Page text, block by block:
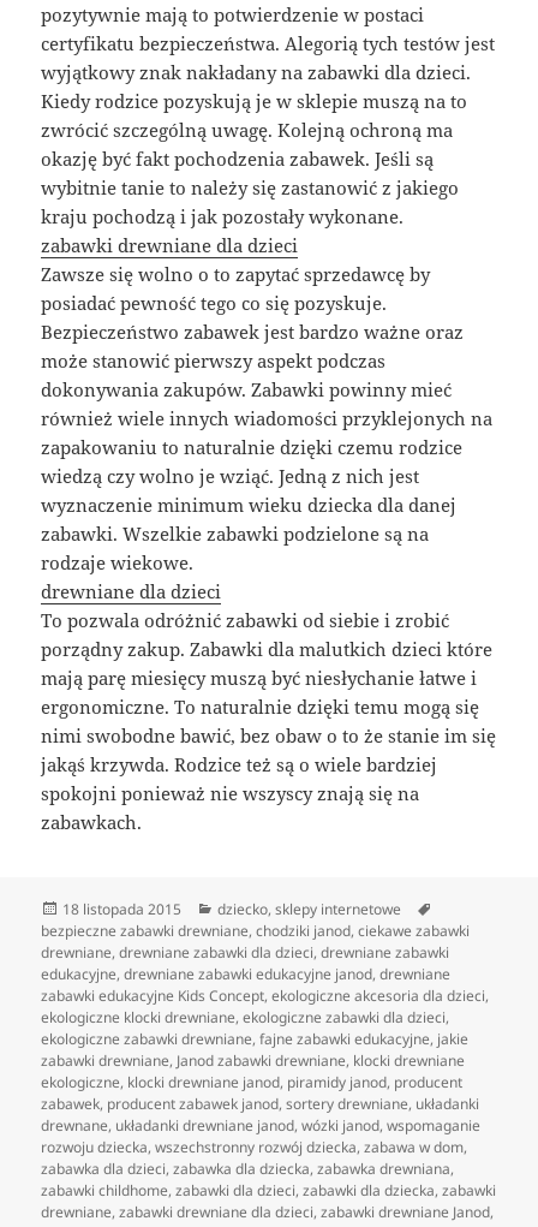
pozytywnie mają to potwierdzenie w postaci
certyfikatu bezpieczeństwa. Alegorią tych testów jest
wyjątkowy znak nakładany na zabawki dla dzieci.
Kiedy rodzice pozyskują je w sklepie muszą na to
zwrócić szczególną uwagę. Kolejną ochroną ma
okazję być fakt pochodzenia zabawek. Jeśli są
wybitnie tanie to należy się zastanowić z jakiego
kraju pochodzą i jak pozostały wykonane.
zabawki drewniane dla dzieci
Zawsze się wolno o to zapytać sprzedawcę by
posiadać pewność tego co się pozyskuje.
Bezpieczeństwo zabawek jest bardzo ważne oraz
może stanowić pierwszy aspekt podczas
dokonywania zakupów. Zabawki powinny mieć
również wiele innych wiadomości przyklejonych na
zapakowaniu to naturalnie dzięki czemu rodzice
wiedzą czy wolno je wziąć. Jedną z nich jest
wyznaczenie minimum wieku dziecka dla danej
zabawki. Wszelkie zabawki podzielone są na
rodzaje wiekowe.
drewniane dla dzieci
To pozwala odróżnić zabawki od siebie i zrobić
porządny zakup. Zabawki dla malutkich dzieci które
mają parę miesięcy muszą być niesłychanie łatwe i
ergonomiczne. To naturalnie dzięki temu mogą się
nimi swobodne bawić, bez obaw o to że stanie im się
jakąś krzywda. Rodzice też są o wiele bardziej
spokojni ponieważ nie wszyscy znają się na
zabawkach.
Data
publikacji
18 listopada 2015 Kategorie
dziecko,sklepy internetowe
bezpieczne zabawki drewniane,chodziki janod,ciekawe zabawki
drewniane,drewniane zabawki dla dzieci,drewniane zabawki
edukacyjne,drewniane zabawki edukacyjne janod,drewniane
zabawki edukacyjne Kids Concept,ekologiczne akcesoria dla dzieci,
ekologiczne klocki drewniane,ekologiczne zabawki dla dzieci,
ekologiczne zabawki drewniane,fajne zabawki edukacyjne, jakie
zabawki drewniane, Janod zabawki drewniane, klocki drewniane
ekologiczne, klocki drewniane janod, piramidy janod, producent
zabawek, producent zabawek janod,sortery drewniane, układanki
drewnane, układanki drewniane janod,wózki janod,wspomaganie
rozwoju dziecka,wszechstronny rozwój dziecka,zabawa w dom,
zabawka dla dzieci,zabawka dla dziecka,zabawka drewniana,
zabawki childhome,zabawki dla dzieci,zabawki dla dziecka,zabawki
drewniane,zabawki drewniane dla dzieci,zabawki drewniane Janod,